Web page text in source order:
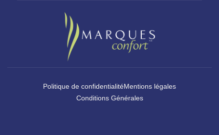
Politique de confidentialitéMentions légales
Conditions Générales